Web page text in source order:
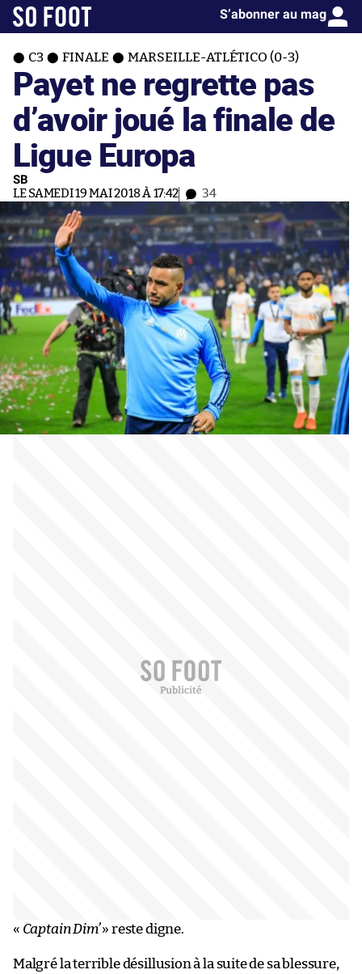
S’abonner au mag
C3 FINALE MARSEILLE-ATLÉTICO (0-3)
Payet ne regrette pas
d’avoir joué la finale de
Ligue Europa
SB
LE SAMEDI 19 MAI 2018 À 17:42 34
« Captain Dim’» reste digne.
Malgré la terrible désillusion à la suite de sa blessure,